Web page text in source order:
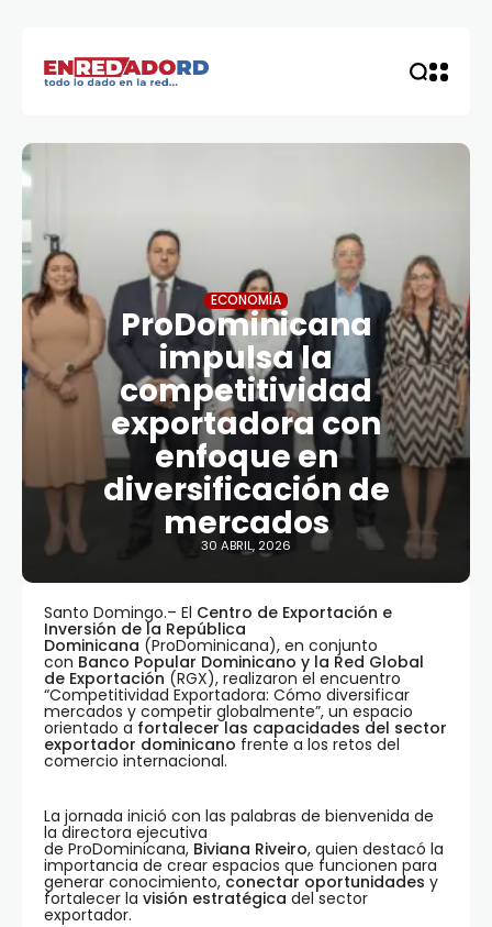
ECONOMÍA
ProDominicana
impulsa la
competitividad
exportadora con
enfoque en
diversificación de
mercados
30 ABRIL, 2026
Santo Domingo.– El Centro de Exportación e
Inversión de la República
Dominicana (ProDominicana), en conjunto
con Banco Popular Dominicano y la Red Global
de Exportación (RGX), realizaron el encuentro
“Competitividad Exportadora: Cómo diversificar
mercados y competir globalmente”, un espacio
orientado a fortalecer las capacidades del sector
exportador dominicano frente a los retos del
comercio internacional.
La jornada inició con las palabras de bienvenida de
la directora ejecutiva
de ProDominicana, Biviana Riveiro, quien destacó la
importancia de crear espacios que funcionen para
generar conocimiento, conectar oportunidades y
fortalecer la visión estratégica del sector
exportador.